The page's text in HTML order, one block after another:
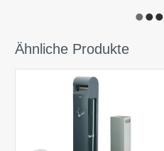
Ähnliche Produkte